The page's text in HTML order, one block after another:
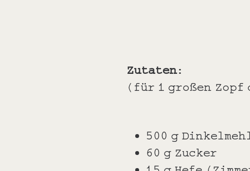
Zutaten:
(für 1 großen Zopf
500 g
60 g Zucker